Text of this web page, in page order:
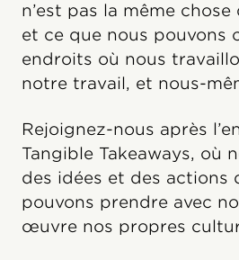
n’est pas la même
et ce que nous pouvons
endroits où nous
notre travail, et nous-
Rejoignez-nous après
Tangible Takeaways, où
des idées et des actions
pouvons prendre avec
œuvre nos propres